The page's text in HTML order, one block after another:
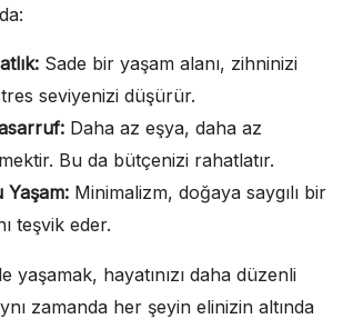
Sade bir yaşam alanı, zihninizi
seviyenizi düşürür.
Daha az eşya, daha az
Bu da bütçenizi rahatlatır.
Yaşam: Minimalizm, doğaya saygılı bir
teşvik eder.
yaşamak, hayatınızı daha düzenli
zamanda her şeyin elinizin altında